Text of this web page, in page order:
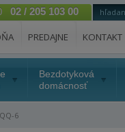
02 / 205 103 00
PREDAJNE KONTAKT
Bezdotyková
domácnosť
6